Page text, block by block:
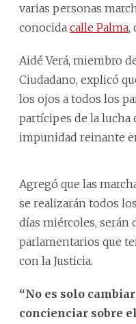
varias personas
conocida calle Palma,
Aidé Verá, miembro
Ciudadano, explicó
los ojos a todos los
partícipes de la
impunidad reinante
Agregó que las
se realizarán todos
días miércoles, serán
parlamentarios que
con la Justicia.
“No es solo
concienciar sobre